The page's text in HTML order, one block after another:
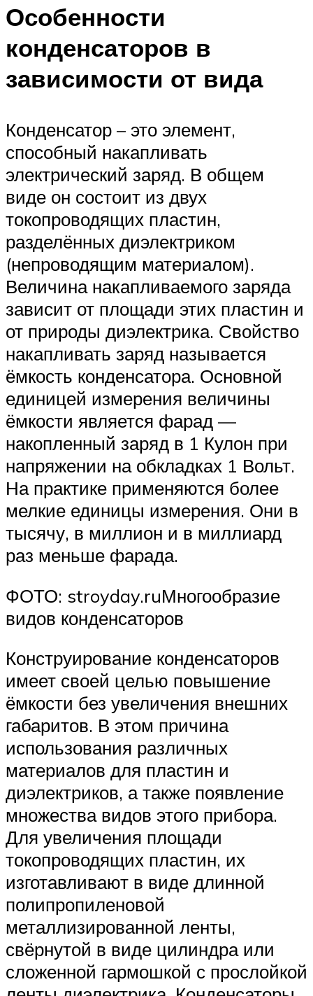
Особенности
конденсаторов в
зависимости от вида
Конденсатор – это элемент,
способный накапливать
электрический заряд. В общем
виде он состоит из двух
токопроводящих пластин,
разделённых диэлектриком
(непроводящим материалом).
Величина накапливаемого заряда
зависит от площади этих пластин и
от природы диэлектрика. Свойство
накапливать заряд называется
ёмкость конденсатора. Основной
единицей измерения величины
ёмкости является фарад —
накопленный заряд в 1 Кулон при
напряжении на обкладках 1 Вольт.
На практике применяются более
мелкие единицы измерения. Они в
тысячу, в миллион и в миллиард
раз меньше фарада.
ФОТО: stroyday.ruМногообразие
видов конденсаторов
Конструирование конденсаторов
имеет своей целью повышение
ёмкости без увеличения внешних
габаритов. В этом причина
использования различных
материалов для пластин и
диэлектриков, а также появление
множества видов этого прибора.
Для увеличения площади
токопроводящих пластин, их
изготавливают в виде длинной
полипропиленовой
металлизированной ленты,
свёрнутой в виде цилиндра или
сложенной гармошкой с прослойкой